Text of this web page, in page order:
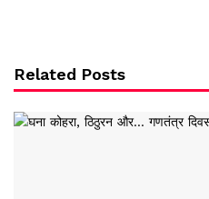
Related Posts